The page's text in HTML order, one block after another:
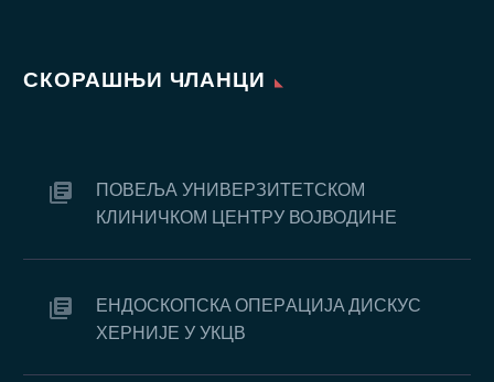
СКОРАШЊИ ЧЛАНЦИ
ПОВЕЉА УНИВЕРЗИТЕТСКОМ
КЛИНИЧКОМ ЦЕНТРУ ВОЈВОДИНЕ
EНДOСКOПСКA OПEРAЦИJA ДИСКУС
ХEРНИJE У УКЦВ